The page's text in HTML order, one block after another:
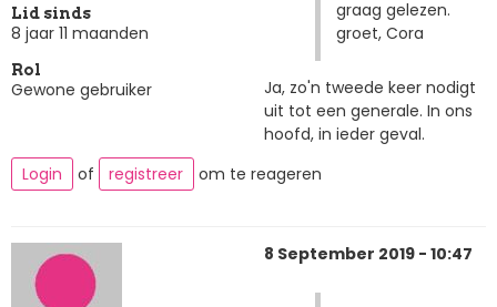
Lid sinds
8 jaar 11 maanden
Rol
Gewone gebruiker
graag gelezen.
groet, Cora
Ja, zo'n tweede keer nodigt
uit tot een generale. In ons
hoofd, in ieder geval.
Login
of registreer om te reageren
8 September 2019 - 10:47